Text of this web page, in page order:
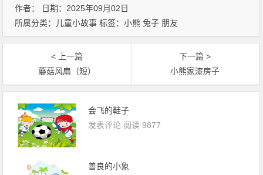
作者： 日期：2025年09月02日
所属分类： 儿童小故事 标签：小熊 兔子 朋友
< 上一篇
蘑菇风扇（短）
下一篇 >
小熊家漆房子
会飞的鞋子
发表评论 阅读 9877
善良的小象